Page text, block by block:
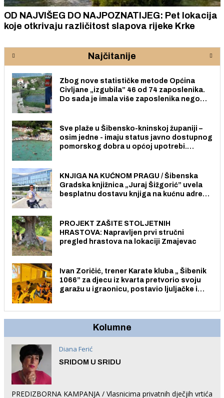
OD NAJVIŠEG DO NAJPOZNATIJEG: Pet lokacija
koje otkrivaju različitost slapova rijeke Krke
Najčitanije
Zbog nove statističke metode Općina
Civljane „izgubila” 46 od 74 zaposlenika.
Do sada je imala više zaposlenika nego
Sve plaže u Šibensko-kninskoj županiji –
osim jedne - imaju status javno dostupnog
pomorskog dobra u općoj upotrebi.
KNJIGA NA KUĆNOM PRAGU / Šibenska
Gradska knjižnica „Juraj Šižgorić” uvela
besplatnu dostavu knjiga na kućnu adresu
PROJEKT ZAŠITE STOLJETNIH
HRASTOVA: Napravljen prvi stručni
pregled hrastova na lokaciji Zmajevac
Ivan Zoričić, trener Karate kluba „ Šibenik
1066” za djecu iz kvarta pretvorio svoju
garažu u igraonicu, postavio ljuljačke i
Kolumne
Diana Ferić
SRIDOM U SRIDU
PREDIZBORNA KAMPANJA / Vlasnicima privatnih dječjih vrtića